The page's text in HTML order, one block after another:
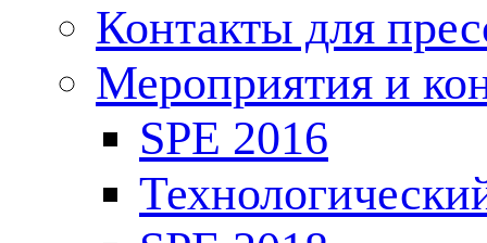
Контакты для
Мероприятия и
SPE 2016